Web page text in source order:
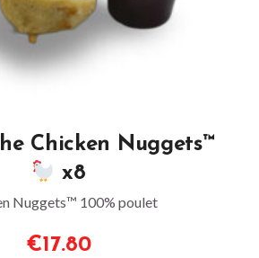
Chicken Nuggets™
x8
Nuggets™ 100% poulet
€17.80